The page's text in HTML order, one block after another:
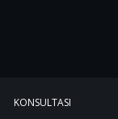
KONSULTASI